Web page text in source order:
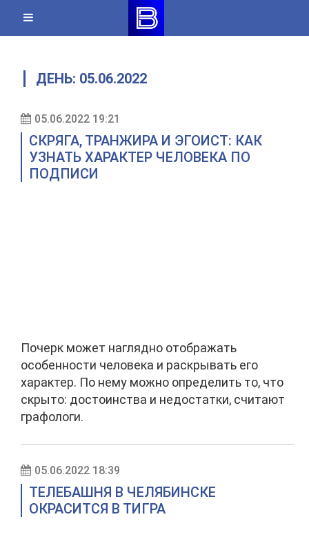
content
ДЕНЬ: 05.06.2022
05.06.2022 19:21
СКРЯГА, ТРАНЖИРА И ЭГОИСТ: КАК
УЗНАТЬ ХАРАКТЕР ЧЕЛОВЕКА ПО
ПОДПИСИ
Почерк может наглядно отображать
особенности человека и раскрывать его
характер. По нему можно определить то, что
скрыто: достоинства и недостатки, считают
графологи.
05.06.2022 18:39
ТЕЛЕБАШНЯ В ЧЕЛЯБИНСКЕ
ОКРАСИТСЯ В ТИГРА